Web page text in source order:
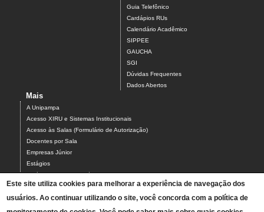
Guia Telefônico
Cardápios RUs
Calendário Acadêmico
SIPPEE
GAUCHA
SGI
Dúvidas Frequentes
Dados Abertos
Mais
A Unipampa
Acesso XIRU e Sistemas Institucionais
Acesso às Salas (Formulário de Autorização)
Docentes por Sala
Empresas Júnior
Estágios
Estágios Campus Bagé
Organograma do Campus Bagé
Programa PARCEIROS DO CAMPUS BAGÉ
Este site utiliza cookies para melhorar a experiência de navegação dos
usuários. Ao continuar utilizando o site, você concorda com a política de